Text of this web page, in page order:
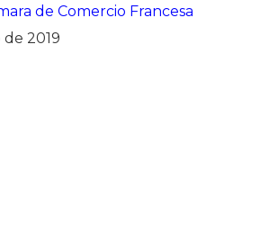
de Comercio Francesa
2019